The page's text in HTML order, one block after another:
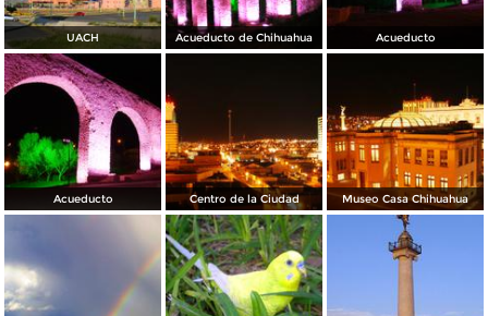
UACH Acueducto de Chihuahua Acueducto
Acueducto Centro de la Ciudad Museo Casa Chihuahua